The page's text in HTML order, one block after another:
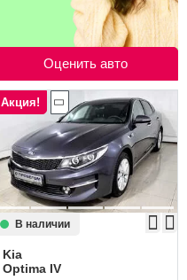
Оценить авто
Акция!
В наличии
Kia
Optima IV